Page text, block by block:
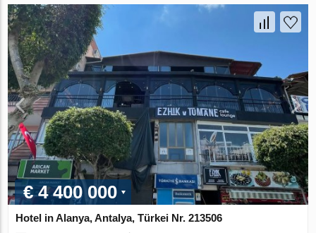
€ 4 400 000
Hotel in Alanya, Antalya, Türkei Nr. 213506